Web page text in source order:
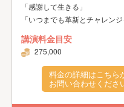
「感謝して生きる」
「いつまでも革新とチャレンジ
講演料金目安
275,000
料金の詳細はこちら
お問い合わせくださ